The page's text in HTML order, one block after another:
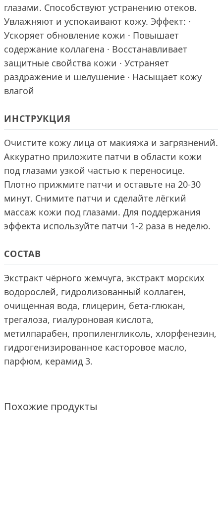
глазами. Способствуют устранению отеков.
Увлажняют и успокаивают кожу. Эффект: ·
Ускоряет обновление кожи · Повышает
содержание коллагена · Восстанавливает
защитные свойства кожи · Устраняет
раздражение и шелушение · Насыщает кожу
влагой
ИНСТРУКЦИЯ
Очистите кожу лица от макияжа и загрязнений.
Аккуратно приложите патчи в области кожи
под глазами узкой частью к переносице.
Плотно прижмите патчи и оставьте на 20-30
минут. Снимите патчи и сделайте лёгкий
массаж кожи под глазами. Для поддержания
эффекта используйте патчи 1-2 раза в неделю.
СОСТАВ
Экстракт чёрного жемчуга, экстракт морских
водорослей, гидролизованный коллаген,
очищенная вода, глицерин, бета-глюкан,
трегалоза, гиалуроновая кислота,
метилпарабен, пропиленгликоль, хлорфенезин,
гидрогенизированное касторовое масло,
парфюм, керамид 3.
Похожие продукты